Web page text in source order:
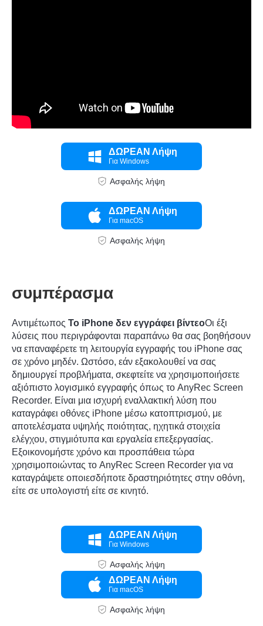
Βήμα 2.
ΔΩΡΕΑΝ Λήψη
Για Windows
Ασφαλής λήψη
ΔΩΡΕΑΝ Λήψη
Για macOS
Ασφαλής λήψη
συμπέρασμα
Αντιμέτωπος Το iPhone δεν εγγράφει βίντεοΟι έξι
λύσεις που περιγράφονται παραπάνω θα σας βοηθήσουν
να επαναφέρετε τη λειτουργία εγγραφής του iPhone σας
σε χρόνο μηδέν. Ωστόσο, εάν εξακολουθεί να σας
δημιουργεί προβλήματα, σκεφτείτε να χρησιμοποιήσετε
αξιόπιστο λογισμικό εγγραφής όπως το AnyRec Screen
Recorder. Είναι μια ισχυρή εναλλακτική λύση που
καταγράφει οθόνες iPhone μέσω κατοπτρισμού, με
αποτελέσματα υψηλής ποιότητας, ηχητικά στοιχεία
ελέγχου, στιγμιότυπα και εργαλεία επεξεργασίας.
Εξοικονομήστε χρόνο και προσπάθεια τώρα
χρησιμοποιώντας το AnyRec Screen Recorder για να
καταγράψετε οποιεσδήποτε δραστηριότητες στην οθόνη,
είτε σε υπολογιστή είτε σε κινητό.
ΔΩΡΕΑΝ Λήψη
Για Windows
Ασφαλής λήψη
ΔΩΡΕΑΝ Λήψη
Για macOS
Ασφαλής λήψη